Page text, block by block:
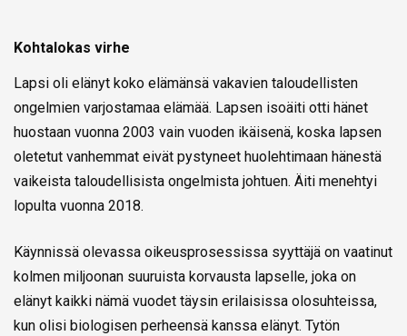
Kohtalokas virhe
Lapsi oli elänyt koko elämänsä vakavien taloudellisten
ongelmien varjostamaa elämää. Lapsen isoäiti otti hänet
huostaan vuonna 2003 vain vuoden ikäisenä, koska lapsen
oletetut vanhemmat eivät pystyneet huolehtimaan hänestä
vaikeista taloudellisista ongelmista johtuen. Äiti menehtyi
lopulta vuonna 2018.
Käynnissä olevassa oikeusprosessissa syyttäjä on vaatinut
kolmen miljoonan suuruista korvausta lapselle, joka on
elänyt kaikki nämä vuodet täysin erilaisissa olosuhteissa,
kun olisi biologisen perheensä kanssa elänyt. Tytön